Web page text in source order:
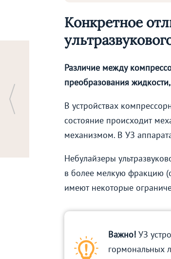
Конкретное
Различие между
преобразования
В устройствах
состояние происходит
механизмом. В УЗ
Небулайзеры
в более мелкую фракцию
имеют некоторые
Важно! УЗ
гормональных